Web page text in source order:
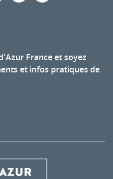
France et soyez
et infos pratiques de